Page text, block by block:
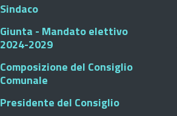
Sindaco
Giunta - Mandato elettivo
2024-2029
Composizione del Consiglio
Comunale
Presidente del Consiglio